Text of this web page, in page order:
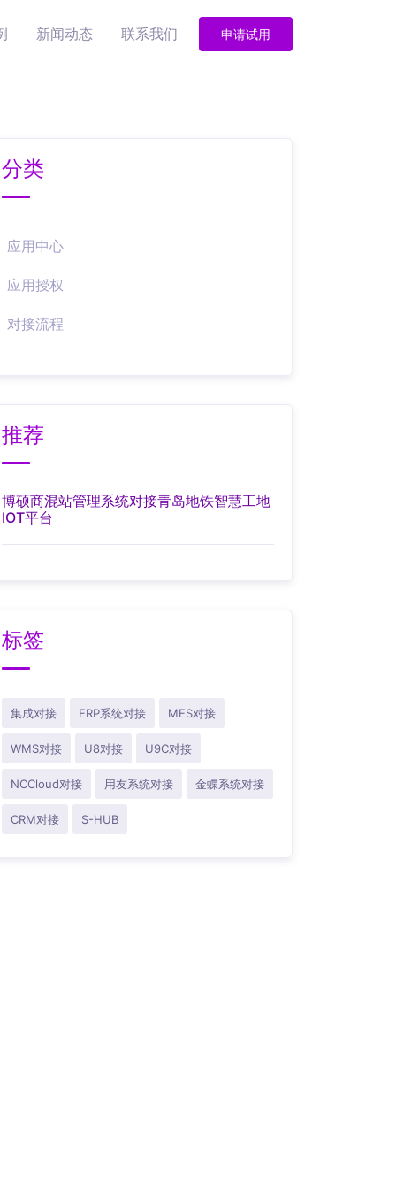
新闻动态 联系我们 申请试用
分类
应用中心
应用授权
对接流程
推荐
博硕商混站管理系统对接青岛地铁智慧工地
IOT平台
标签
集成对接 ERP系统对接 MES对接
WMS对接 U8对接 U9C对接
NCCloud对接 用友系统对接 金蝶系统对接
CRM对接 S-HUB